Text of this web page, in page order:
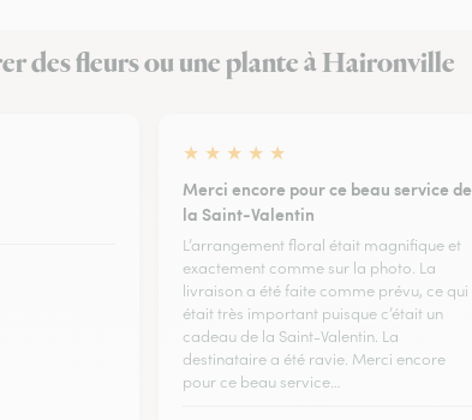
des fleurs ou une plante à Haironville
★ ★ ★ ★ ★
Merci encore pour ce beau service de
la Saint-Valentin
L’arrangement floral était magnifique et
exactement comme sur la photo. La
livraison a été faite comme prévu, ce qui
était très important puisque c’était un
cadeau de la Saint-Valentin. La
destinataire a été ravie. Merci encore
pour ce beau service…